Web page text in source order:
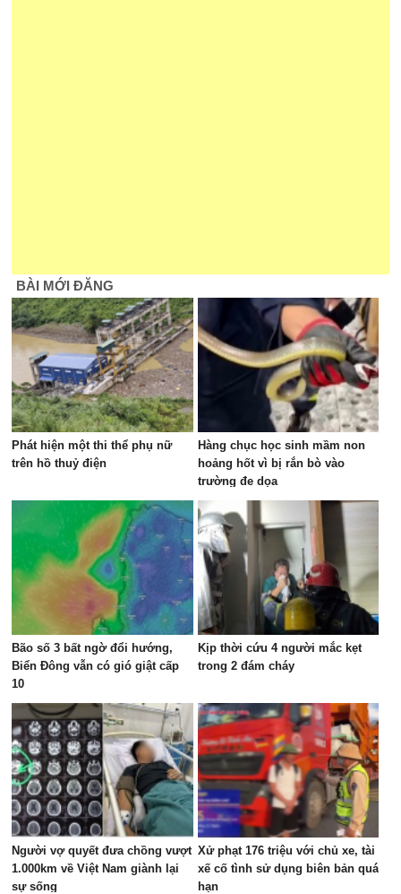
BÀI MỚI ĐĂNG
Phát hiện một thi thể phụ nữ
trên hồ thuỷ điện
Hàng chục học sinh mầm non
hoảng hốt vì bị rắn bò vào
trường đe dọa
Bão số 3 bất ngờ đổi hướng,
Biển Đông vẫn có gió giật cấp
10
Kịp thời cứu 4 người mắc kẹt
trong 2 đám cháy
Người vợ quyết đưa chồng vượt
1.000km về Việt Nam giành lại
sự sống
Xử phạt 176 triệu với chủ xe, tài
xế cố tình sử dụng biên bản quá
hạn